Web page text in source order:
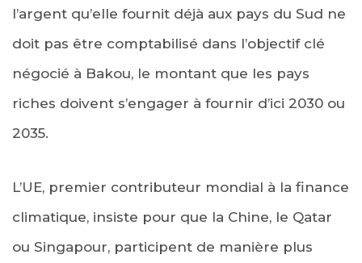
l’argent qu’elle fournit déjà aux pays du Sud ne
doit pas être comptabilisé dans l’objectif clé
négocié à Bakou, le montant que les pays
riches doivent s’engager à fournir d’ici 2030 ou
2035.
L’UE, premier contributeur mondial à la finance
climatique, insiste pour que la Chine, le Qatar
ou Singapour, participent de manière plus